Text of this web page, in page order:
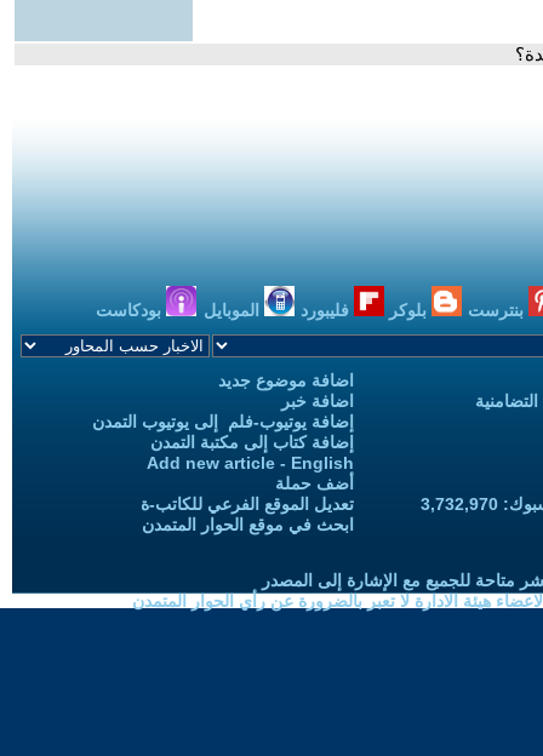
بنترست بلوكر فليبورد الموبايل بودكاست
اضافة موضوع جديد
اضافة خبر
إضافة يوتيوب-فلم إلى يوتيوب التمدن
إضافة كتاب إلى مكتبة التمدن
Add new article - English
أضف حملة
تعديل الموقع الفرعي للكاتب-ة
ابحث في موقع الحوار المتمدن
متاحة للجميع مع الإشارة إلى المصدر
هيئة الادارة لا تعبر بالضرورة عن رأي الحوار المتمدن